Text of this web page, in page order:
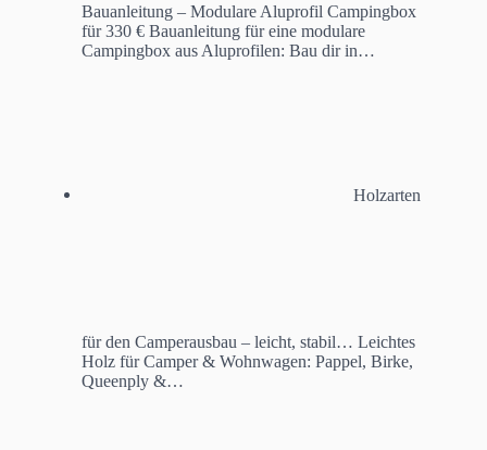
Bauanleitung – Modulare Aluprofil Campingbox
für 330 € Bauanleitung für eine modulare
Campingbox aus Aluprofilen: Bau dir in…
Holzarten
für den Camperausbau – leicht, stabil… Leichtes
Holz für Camper & Wohnwagen: Pappel, Birke,
Queenply &…